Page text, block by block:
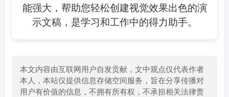
能强大，帮助您轻松创建视觉效果出色的演
示文稿，是学习和工作中的得力助手。
本文内容由互联网用户自发贡献，文中观点仅代表作者
本人，本站仅提供信息存储空间服务，旨在分享传播对
用户有价值的信息，不拥有所有权，不承担相关法律责